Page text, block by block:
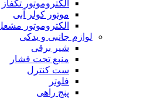
الکتروموتور تکفاز
موتور کولر آبی
الکتروموتور
لوازم جانبی و یدکی
شیر برقی
منبع تحت فشار
ست کنترل
فلوتر
پنج راهی